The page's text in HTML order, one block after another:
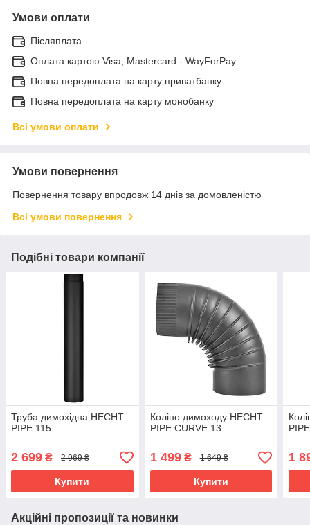
Умови оплати
Післяплата
Оплата картою Visa, Mastercard - WayForPay
Повна передоплата на карту приватбанку
Повна передоплата на карту монобанку
Всі умови оплати
Умови повернення
Повернення товару впродовж 14 днів за домовленістю
Всі умови повернення
Подібні товари компанії
Труба димохідна HECHT
PIPE 115
2 699 ₴ 2 969 ₴
Купити
Коліно димоходу HECHT
PIPE CURVE 13
1 499₴ 1 649 ₴
Купити
1
Акційні пропозиції та новинки